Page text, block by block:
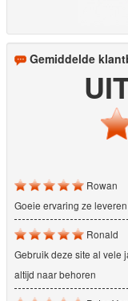
Gemiddelde
Rowan
Goeie ervaring ze
Ronald
Gebruik deze site al vele
altijd naar behoren